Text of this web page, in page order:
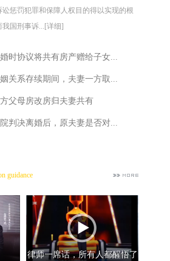
讼惩罚犯罪和保障人权目的得以实现的根
我国刑事诉... [详细]
时协议将共有房产赠给子女...
关系存续期间，夫妻一方取...
父母房改房归夫妻共有
判决离婚后，原夫妻是否对...
guidance
律师一席话，所有人都醒悟了